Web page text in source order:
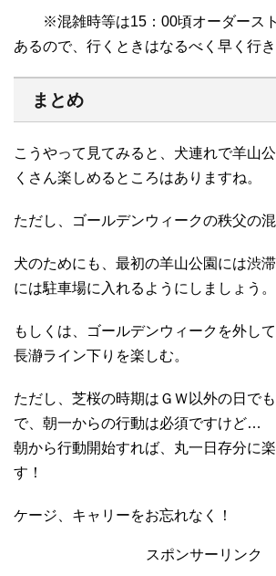
※混雑時等は15：00頃オーダースト
あるので、行くときはなるべく早く行き
まとめ
こうやって見てみると、犬連れで羊山
くさん楽しめるところはありますね。
ただし、ゴールデンウィークの秩父の混
犬のためにも、最初の羊山公園には渋
には駐車場に入れるようにしましょう。
もしくは、ゴールデンウィークを外し
長瀞ライン下りを楽しむ。
ただし、芝桜の時期はＧＷ以外の日で
で、朝一からの行動は必須ですけど…
朝から行動開始すれば、丸一日存分に
す！
ケージ、キャリーをお忘れなく！
スポンサーリンク